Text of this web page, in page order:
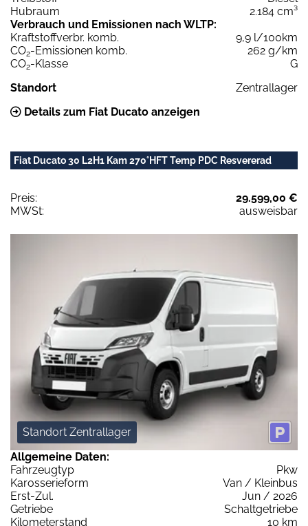
Hubraum
2.184 cm³
Verbrauch und Emissionen nach WLTP:
Kraftstoffverbr. komb.
9,9 l/100km
CO2-Emissionen komb.
262 g/km
CO2-Klasse
G
Standort
Zentrallager
Details zum Fiat Ducato anzeigen
Fiat Ducato 30 L2H1 Kam 270°HFT Temp PDC Resvererad
Preis:
29.599,00 €
MWSt:
ausweisbar
Standort Zentrallager
Allgemeine Daten:
Fahrzeugtyp
Pkw
Karosserieform
Van / Kleinbus
Erst-Zul.
Jun / 2026
Getriebe
Schaltgetriebe
Kilometerstand
10 km